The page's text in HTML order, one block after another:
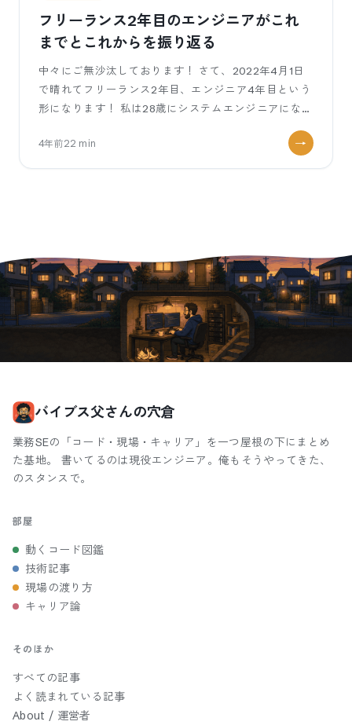
フリーランス2年目のエンジニアがこれ
までとこれからを振り返る
中々にご無沙汰しております！ さて、2022年4月1日
で晴れてフリーランス2年目、エンジニア4年目という
形になります！ 私は28歳にシステムエンジニアにな
4年前22 min
バイブス父さんの穴倉
業務SEの「コード・現場・キャリア」を一つ屋根の下にまとめ
た基地。 書いてるのは現役エンジニア。俺もそうやってきた、
のスタンスで。
部屋
動くコード図鑑
技術記事
現場の渡り方
キャリア論
そのほか
すべての記事
よく読まれている記事
About / 運営者